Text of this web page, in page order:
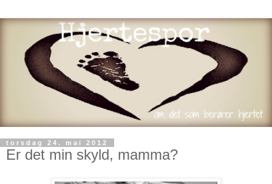
torsdag 24. mai 2012
Er det min skyld, mamma?